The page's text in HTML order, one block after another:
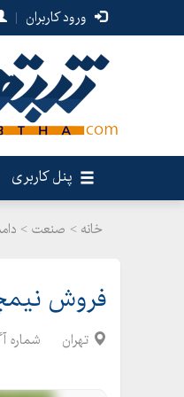
ورود کاربران |
پنل کاربری
خانه > صنعت >
فروش
تهران شماره